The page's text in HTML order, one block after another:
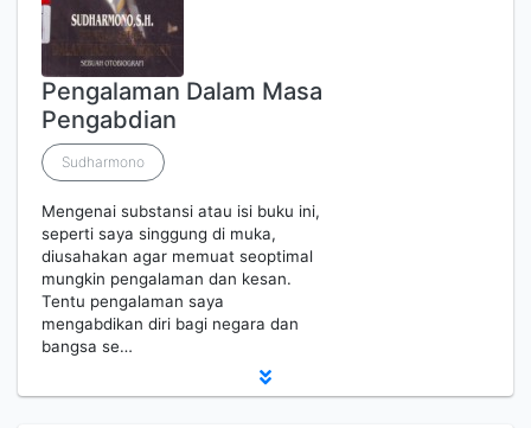
Pengalaman Dalam Masa
Pengabdian
Sudharmono
Mengenai substansi atau isi buku ini,
seperti saya singgung di muka,
diusahakan agar memuat seoptimal
mungkin pengalaman dan kesan.
Tentu pengalaman saya
mengabdikan diri bagi negara dan
bangsa se…